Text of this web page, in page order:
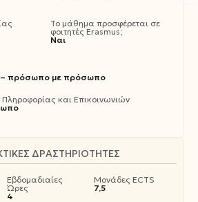
Το μάθημα προσφέρεται σε
φοιτητές Erasmus;
Ναι
– πρόσωπο με πρόσωπο
και Επικοινωνιών
ΔΡΑΣΤΗΡΙΌΤΗΤΕΣ
Εβδομαδιαίες
Ώρες
4
Μονάδες ECTS
7,5